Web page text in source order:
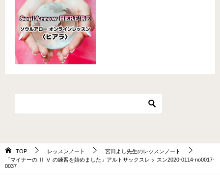
TOP レッスンノート
宮田よし先生のレッスンノート
「マイナーの Ⅱ Ⅴ の練習を始めました」アルトサックスレッ スン2020-0114-no0017-
0037